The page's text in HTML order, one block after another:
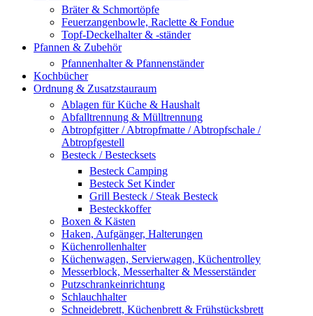
Bräter & Schmortöpfe
Feuerzangenbowle, Raclette & Fondue
Topf-Deckelhalter & -ständer
Pfannen & Zubehör
Pfannenhalter & Pfannenständer
Kochbücher
Ordnung & Zusatzstauraum
Ablagen für Küche & Haushalt
Abfalltrennung & Mülltrennung
Abtropfgitter / Abtropfmatte / Abtropfschale /
Abtropfgestell
Besteck / Bestecksets
Besteck Camping
Besteck Set Kinder
Grill Besteck / Steak Besteck
Besteckkoffer
Boxen & Kästen
Haken, Aufgänger, Halterungen
Küchenrollenhalter
Küchenwagen, Servierwagen, Küchentrolley
Messerblock, Messerhalter & Messerständer
Putzschrankeinrichtung
Schlauchhalter
Schneidebrett, Küchenbrett & Frühstücksbrett